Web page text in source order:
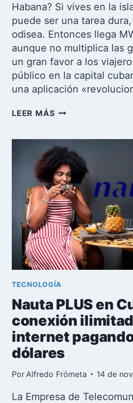
Habana? Si vives en la
puede ser una tarea
odisea. Entonces llega
aunque no multiplica las
un gran favor a los
público en la capital
una aplicación
LEER MÁSMW
PARA
SEGUIMIENTO
EN
TIEMPO
REAL
DE
LAS
GUAGUAS
EN
LA
HABANA
TECNOLOGÍA
Nauta PLUS en
conexión
internet
dólares
Por Alfredo Frómeta 14 de
La Empresa de